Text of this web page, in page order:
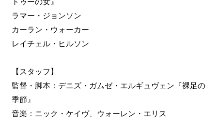
ラマー・ジョンソン
カーラン・ウォーカー
レイチェル・ヒルソン
【スタッフ】
監督・脚本：デニズ・ガムゼ・エルギュヴェン『裸足の
季節』
音楽：ニック・ケイヴ、ウォーレン・エリス